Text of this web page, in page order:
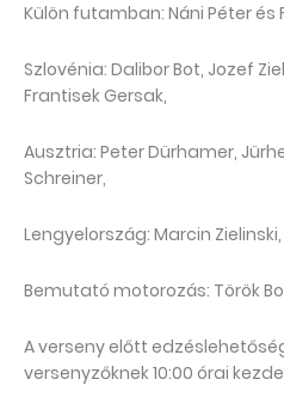
Külön futamban: Náni Péter és
Szlovénia: Dalibor Bot, Jozef
Frantisek Gersak,
Ausztria: Peter Dürhamer,
Schreiner,
Lengyelország: Marcin Zielinski,
Bemutató motorozás: Török
A verseny előtt
versenyzőknek 10:00 órai